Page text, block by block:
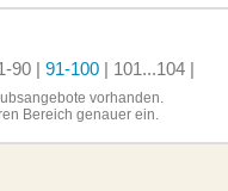
90 | 91-100 | 101...104|
vorhanden.
Bereich genauer ein.